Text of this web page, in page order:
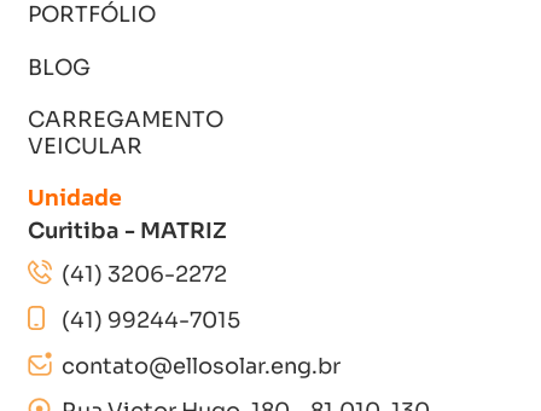
PORTFÓLIO
BLOG
CARREGAMENTO
VEICULAR
Unidade
Curitiba - MATRIZ
(41) 3206-2272
(41) 99244-7015
contato@ellosolar.eng.br